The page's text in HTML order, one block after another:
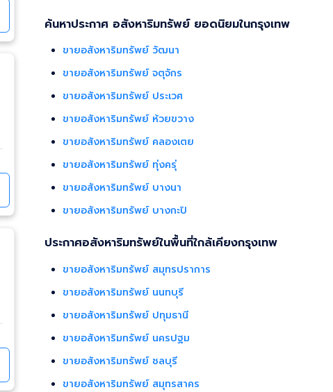
ค้นหาประกาศ อสังหาริมทรัพย์ ยอดนิยมในกรุงเทพ
ขายอสังหาริมทรัพย์ วัฒนา
ขายอสังหาริมทรัพย์ จตุจักร
ขายอสังหาริมทรัพย์ ประเวศ
ขายอสังหาริมทรัพย์ ห้วยขวาง
ขายอสังหาริมทรัพย์ คลองเตย
ขายอสังหาริมทรัพย์ ทุ่งครุ่
ขายอสังหาริมทรัพย์ บางนา
ขายอสังหาริมทรัพย์ บางกะปิ
ประกาศอสังหาริมทรัพย์ในพื้นที่ใกล้เคียงกรุงเทพ
ขายอสังหาริมทรัพย์ สมุทรปราการ
ขายอสังหาริมทรัพย์ นนทบุรี
ขายอสังหาริมทรัพย์ ปทุมธานี
ขายอสังหาริมทรัพย์ นครปฐม
ขายอสังหาริมทรัพย์ ชลบุรี
ขายอสังหาริมทรัพย์ สมุทรสาคร